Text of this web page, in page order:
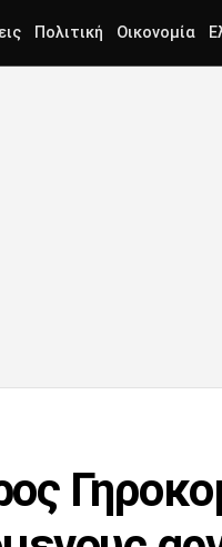
Πολιτική Οικονομία